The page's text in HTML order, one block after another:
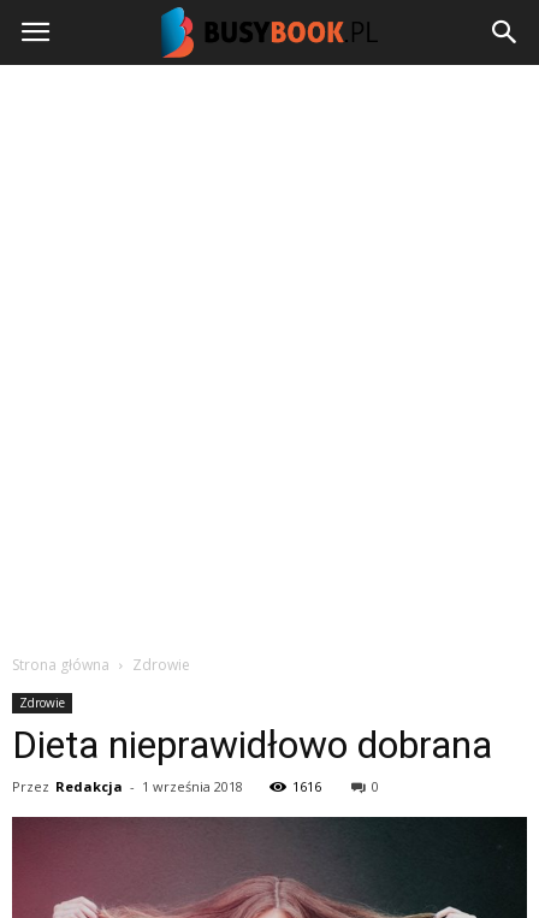
Strona główna Zdrowie
Zdrowie
Dieta nieprawidłowo dobrana
Przez Redakcja - 1 września 2018 1616 0